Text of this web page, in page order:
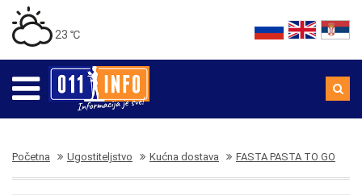
23 ℃
Početna Ugostiteljstvo Kućna dostava FASTA PASTA TO GO